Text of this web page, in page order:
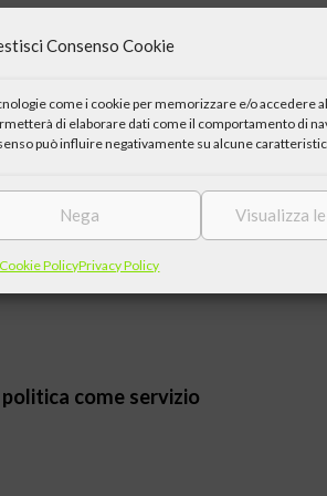
Consenso Cookie
come i cookie per memorizzare e/o accedere
di elaborare dati come il comportamento di
può influire negativamente su alcune
Nega Visualizza
Cookie PolicyPrivacy Policy
testimone del nostro tempo…
del nostro tempo…
come servizio